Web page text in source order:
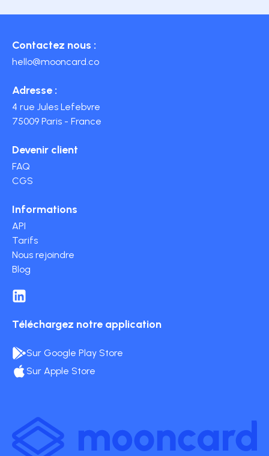
Contactez nous :
hello@mooncard.co
Adresse :
4 rue Jules Lefebvre
75009 Paris - France
Devenir client
FAQ
CGS
Informations
API
Tarifs
Nous rejoindre
Blog
Téléchargez notre application
Sur Google Play Store
Sur Apple Store